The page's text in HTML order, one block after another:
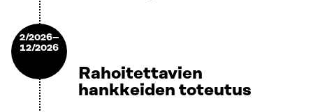
2/2026–
12/2026
Rahoitettavien
hankkeiden toteutus